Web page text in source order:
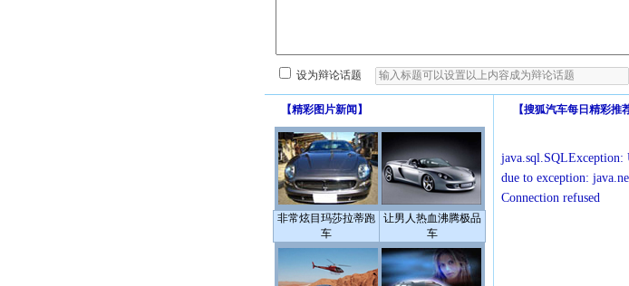
设为辩论话题
【精彩图片新闻 】
非常炫目玛莎拉蒂跑
车
让男人热血沸腾极品
车
【搜狐汽车每日精彩推
java.sql.SQLException:
due to exception:
Connection refused